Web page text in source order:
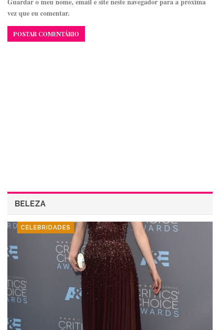
vez que eu comentar.
BELEZA
CELEBRIDADES